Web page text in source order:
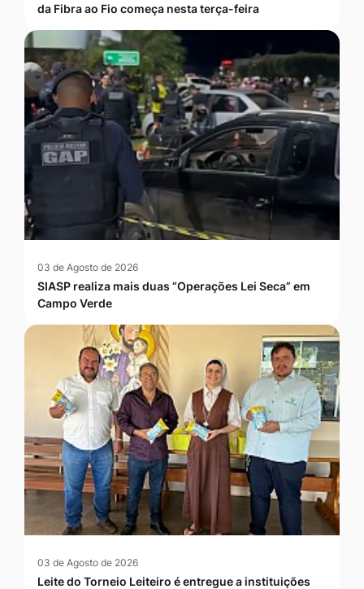
da Fibra ao Fio começa nesta terça-feira
03 de Agosto de 2026
SIASP realiza mais duas “Operações Lei Seca” em
Campo Verde
03 de Agosto de 2026
Leite do Torneio Leiteiro é entregue a instituições